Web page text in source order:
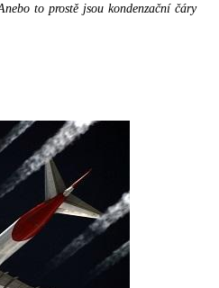
to prostě jsou kondenzační čáry